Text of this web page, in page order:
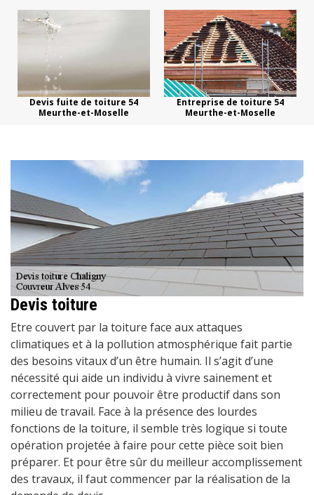
Devis fuite de toiture 54
Meurthe-et-Moselle
Entreprise de toiture 54
Meurthe-et-Moselle
Devis toiture
Etre couvert par la toiture face aux attaques
climatiques et à la pollution atmosphérique fait partie
des besoins vitaux d’un être humain. Il s’agit d’une
nécessité qui aide un individu à vivre sainement et
correctement pour pouvoir être productif dans son
milieu de travail. Face à la présence des lourdes
fonctions de la toiture, il semble très logique si toute
opération projetée à faire pour cette pièce soit bien
préparer. Et pour être sûr du meilleur accomplissement
des travaux, il faut commencer par la réalisation de la